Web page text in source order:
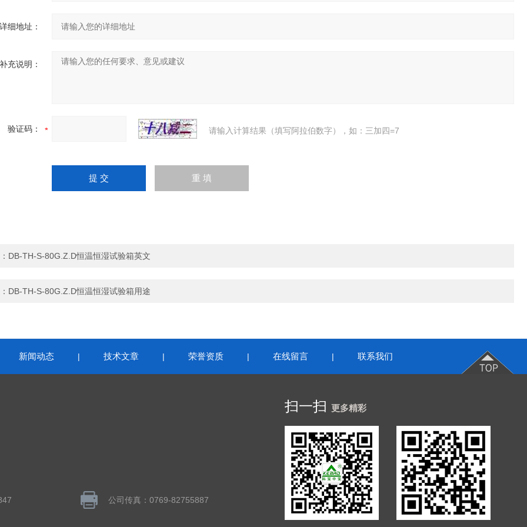
详细地址：
补充说明：
验证码： 请输入计算结果（填写阿拉伯数字），如：三加四=7
DB-TH-S-80G.Z.D恒温恒湿试验箱英文
DB-TH-S-80G.Z.D恒温恒湿试验箱用途
新闻动态 | 技术文章 | 荣誉资质 | 在线留言 | 联系我们
公司传真：0769-82755887
扫一扫 更多精彩